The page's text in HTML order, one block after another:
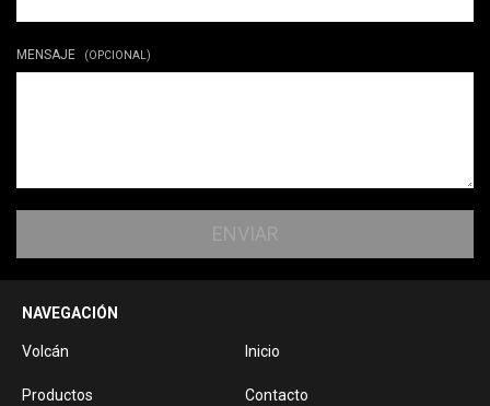
MENSAJE (OPCIONAL)
NAVEGACIÓN
Volcán Inicio
Productos Contacto